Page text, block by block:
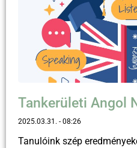
Tankerületi Angol
2025.03.31. 08:26
Tanulóink szép